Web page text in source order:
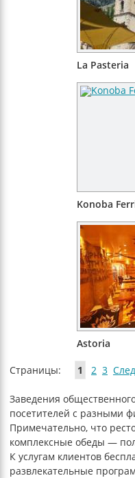
La Pasteria
Konoba
Astoria
Страницы: 1 2 3
Заведения
посетителей с разными
Примечательно, что
комплексные обеды —
К услугам клиентов
развлекательные